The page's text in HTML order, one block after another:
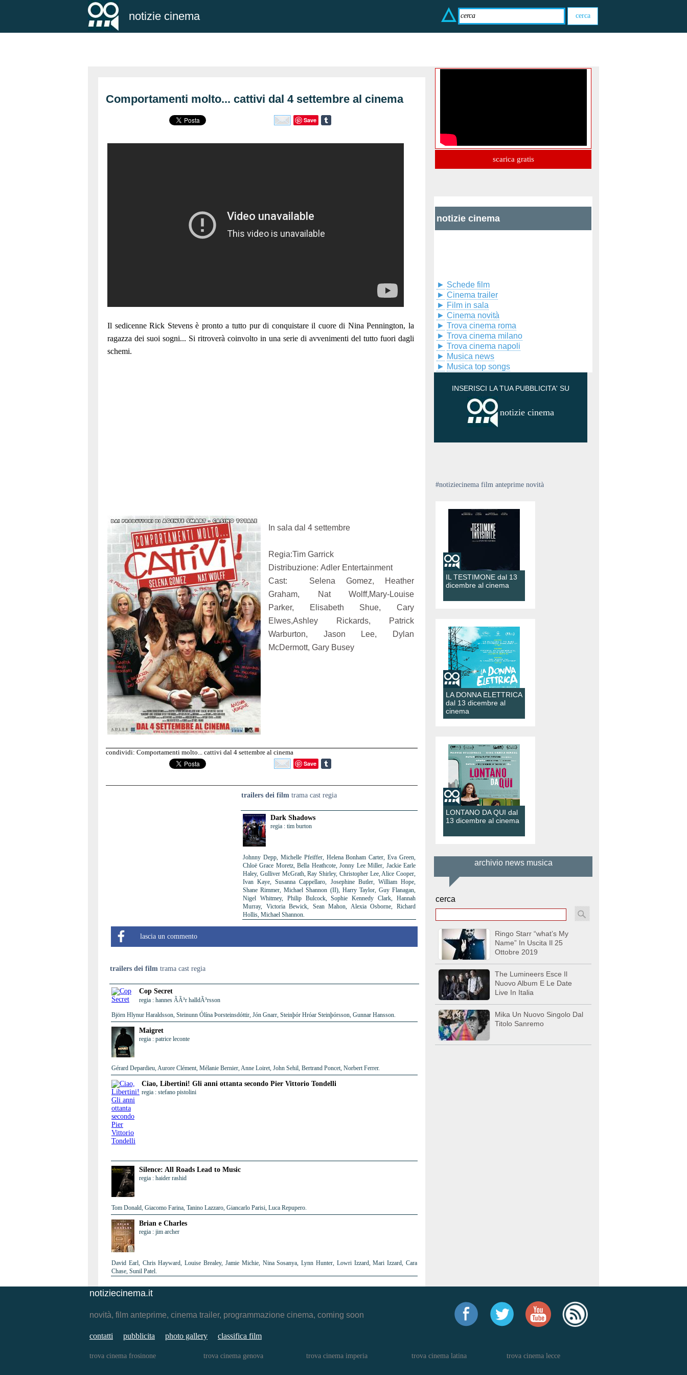
notizie cinema
Comportamenti molto... cattivi dal 4 settembre al cinema
Save
Il sedicenne Rick Stevens è pronto a tutto pur di conquistare il cuore di Nina Pennington, la
ragazza dei suoi sogni... Si ritroverà coinvolto in una serie di avvenimenti del tutto fuori dagli
schemi.
In sala dal 4 settembre
Regia:Tim Garrick
Distribuzione: Adler Entertainment
Cast: Selena Gomez, Heather
Graham, Nat Wolff,Mary-Louise
Parker, Elisabeth Shue, Cary
Elwes,Ashley Rickards, Patrick
Warburton, Jason Lee, Dylan
McDermott, Gary Busey
condividi: Comportamenti molto... cattivi dal 4 settembre al cinema
Save
trailers dei film trama cast regia
Dark Shadows
regia : tim burton
Johnny Depp, Michelle Pfeiffer, Helena Bonham Carter, Eva Green,
Chloë Grace Moretz, Bella Heathcote, Jonny Lee Miller, Jackie Earle
Haley, Gulliver McGrath, Ray Shirley, Christopher Lee, Alice Cooper,
Ivan Kaye, Susanna Cappellaro, Josephine Butler, William Hope,
Shane Rimmer, Michael Shannon (II), Harry Taylor, Guy Flanagan,
Nigel Whitmey, Philip Bulcock, Sophie Kennedy Clark, Hannah
Murray, Victoria Bewick, Sean Mahon, Alexia Osborne, Richard
Hollis, Michael Shannon.
lascia un commento
trailers dei film trama cast regia
Cop Secret
regia : hannes ÃÃ³r halldÃ³rsson
Björn Hlynur Haraldsson, Steinunn Ólína Þorsteinsdóttir, Jón Gnarr, Steinþór Hróar Steinþórsson, Gunnar Hansson.
Maigret
regia : patrice leconte
Gérard Depardieu, Aurore Clément, Mélanie Bernier, Anne Loiret, John Sehil, Bertrand Poncet, Norbert Ferrer.
Ciao, Libertini! Gli anni ottanta secondo Pier Vittorio Tondelli
regia : stefano pistolini
Silence: All Roads Lead to Music
regia : haider rashid
Tom Donald, Giacomo Farina, Tanino Lazzaro, Giancarlo Parisi, Luca Repupero.
Brian e Charles
regia : jim archer
David Earl, Chris Hayward, Louise Brealey, Jamie Michie, Nina Sosanya, Lynn Hunter, Lowri Izzard, Mari Izzard, Cara
Chase, Sunil Patel.
scarica gratis
notizie cinema
► Schede film
► Cinema trailer
► Film in sala
► Cinema novità
► Trova cinema roma
► Trova cinema milano
► Trova cinema napoli
► Musica news
► Musica top songs
INSERISCI LA TUA PUBBLICITA' SU
notizie cinema
#notiziecinema film anteprime novità
IL TESTIMONE dal 13
dicembre al cinema
LA DONNA ELETTRICA
dal 13 dicembre al
cinema
LONTANO DA QUI dal
13 dicembre al cinema
archivio news musica
cerca
Ringo Starr “what’s My
Name” In Uscita Il 25
Ottobre 2019
The Lumineers Esce Il
Nuovo Album E Le Date
Live In Italia
Mika Un Nuovo Singolo Dal
Titolo Sanremo
notiziecinema.it
novità, film anteprime, cinema trailer, programmazione cinema, coming soon
contatti pubblicita photo gallery classifica film
trova cinema frosinone trova cinema genova trova cinema imperia trova cinema latina trova cinema lecce